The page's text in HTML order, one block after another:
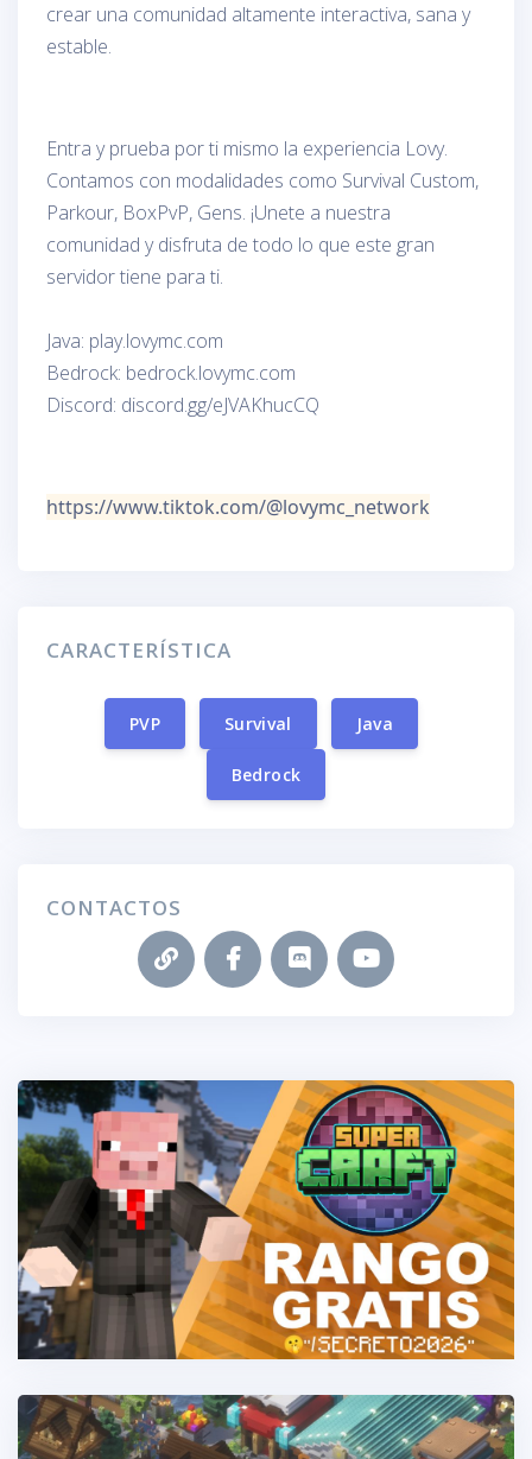
crear una comunidad altamente interactiva, sana y
estable.
Entra y prueba por ti mismo la experiencia Lovy.
Contamos con modalidades como Survival Custom,
Parkour, BoxPvP, Gens. ¡Unete a nuestra
comunidad y disfruta de todo lo que este gran
servidor tiene para ti.
Java: play.lovymc.com
Bedrock: bedrock.lovymc.com
Discord: discord.gg/eJVAKhucCQ
https://www.tiktok.com/@lovymc_network
CARACTERÍSTICA
PVP Survival Java
Bedrock
CONTACTOS